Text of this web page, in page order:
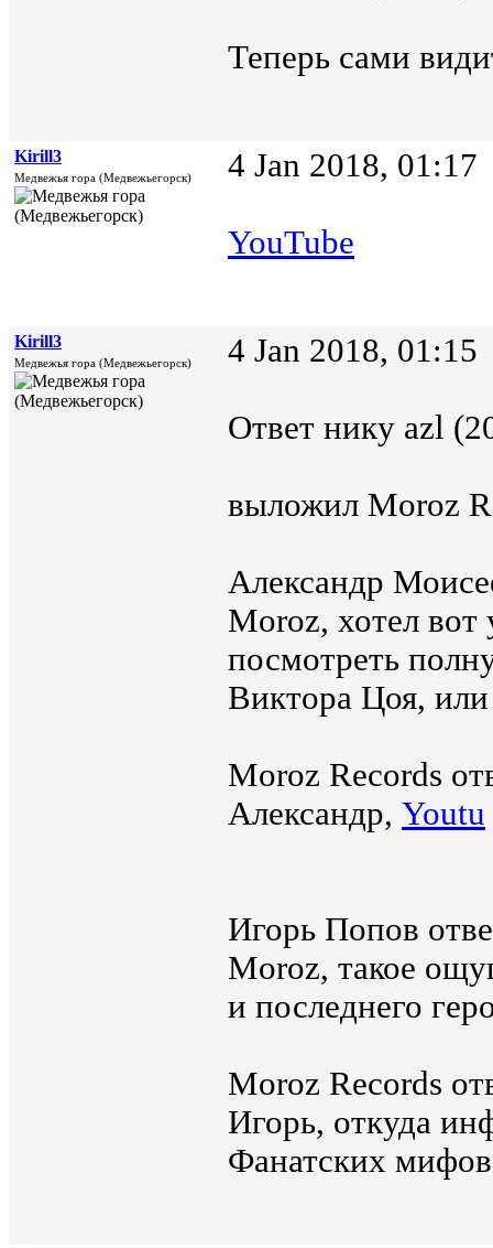
Теперь сами
Kirill3
Медвежья гора (Медвежьегорск) 4 Jan 2018, 01:17
YouTube
Kirill3
Медвежья гора (Медвежьегорск) 4 Jan 2018, 01:15
Ответ нику azl
выложил Moroz
Александр
Moroz, хотел вот
посмотреть
Виктора Цоя,
Moroz Records
Александр, Youtu
Игорь Попов
Moroz, такое
и последнего
Moroz Records
Игорь, откуда
Фанатских